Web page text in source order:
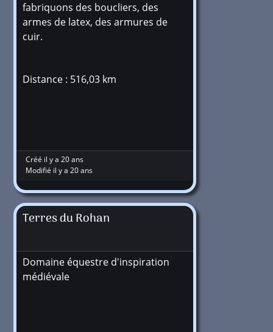
fabriquons des boucliers, des
armes de latex, des armures de
cuir.
Distance : 516,03 km
Créé il y a 20 ans
Modifié il y a 20 ans
Terres du Rohan
Domaine équestre d'inspiration
médiévale